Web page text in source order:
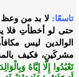
تاسعًا: لا بد من وعظ
حتى لو أخطأتِ فلا
الوالدين ليس
مشركَينِ، فكيف
تَعْبُدُوا إِلَّا إِيَّاهُ